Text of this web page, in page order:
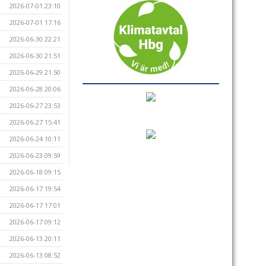
2026-07-01 23:10
2026-07-01 17:16
2026-06-30 22:21
2026-06-30 21:51
2026-06-29 21:50
2026-06-28 20:06
2026-06-27 23:53
2026-06-27 15:41
2026-06-24 10:11
2026-06-23 09:59
2026-06-18 09:15
2026-06-17 19:54
2026-06-17 17:01
2026-06-17 09:12
2026-06-13 20:11
2026-06-13 08:52